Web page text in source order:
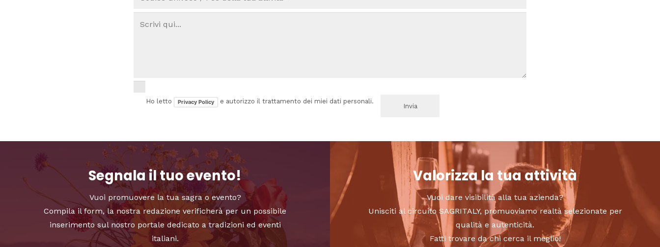
Ho letto Privacy Policy e autorizzo il trattamento dei miei dati personali.
Segnala il tuo evento!
Vuoi promuovere la tua sagra o evento?
Compila il form, la nostra redazione verificherà per un possibile
inserimento sul nostro portale dedicato a tradizioni ed eventi
italiani.
Valorizza la tua attività
Vuoi dare visibilità alla tua azienda?
Unisciti al circuito SAGRITALY, promuoviamo realtà selezionate per
qualità e autenticità.
Fatti trovare da chi cerca il meglio!